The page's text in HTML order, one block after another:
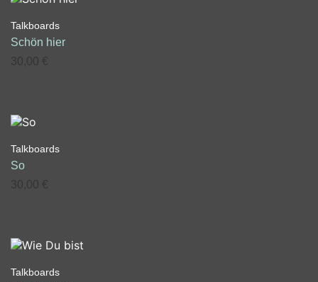
Talkboards
Schön hier
30,00
€
Talkboards
So
30,00
€
Talkboards